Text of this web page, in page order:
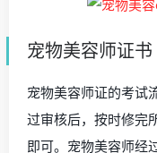
宠物美容师证书
宠物美容师证的考试
过审核后，按时修完
即可。宠物美容师经